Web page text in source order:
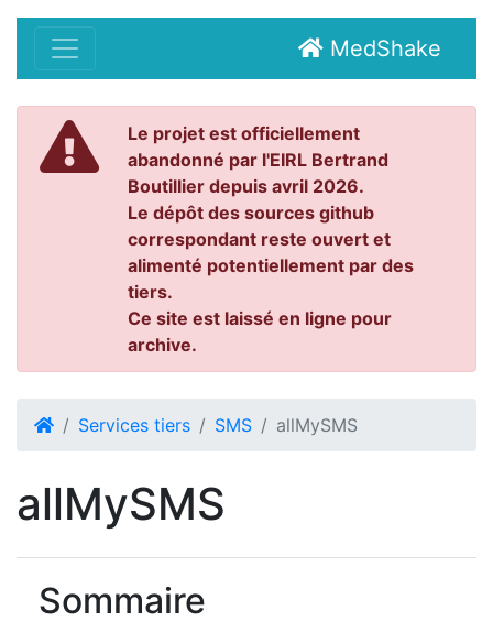
MedShake
Le projet est officiellement
abandonné par l'EIRL Bertrand
Boutillier depuis avril 2026.
Le dépôt des sources github
correspondant reste ouvert et
alimenté potentiellement par des
tiers.
Ce site est laissé en ligne pour
archive.
Services tiers SMS allMySMS
allMySMS
Sommaire